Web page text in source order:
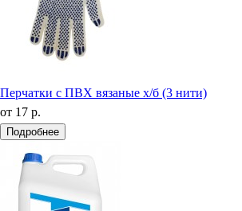
Перчатки с ПВХ вязаные х/б (3 нити)
от 17 р.
Подробнее